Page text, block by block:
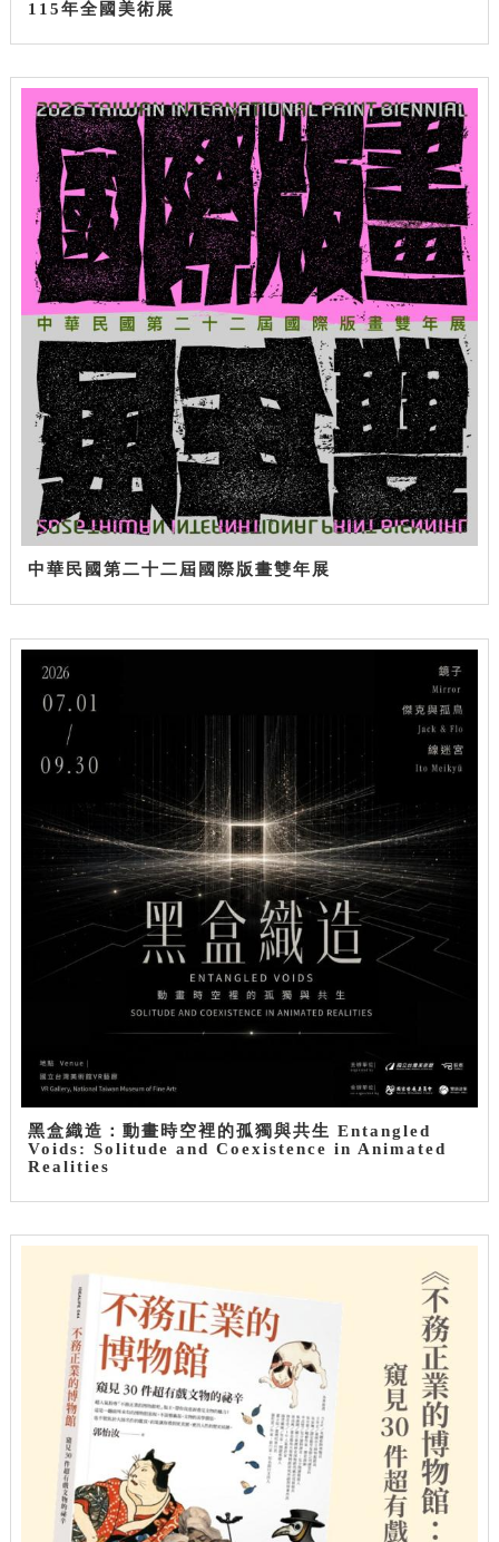
115年全國美術展
中華民國第二十二屆國際版畫雙年展
黑盒織造：動畫時空裡的孤獨與共生 Entangled
Voids: Solitude and Coexistence in Animated
Realities